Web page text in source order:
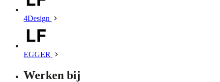
4Design
EGGER
Werken bij